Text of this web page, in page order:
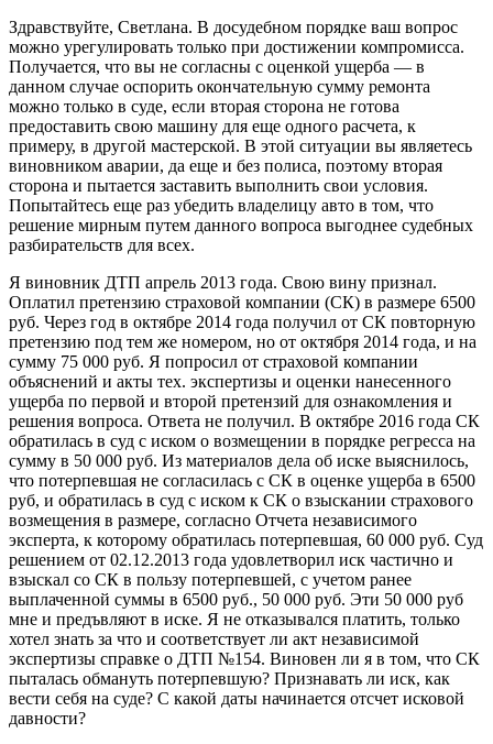
Здравствуйте, Светлана. В досудебном порядке ваш вопрос
можно урегулировать только при достижении компромисса.
Получается, что вы не согласны с оценкой ущерба — в
данном случае оспорить окончательную сумму ремонта
можно только в суде, если вторая сторона не готова
предоставить свою машину для еще одного расчета, к
примеру, в другой мастерской. В этой ситуации вы являетесь
виновником аварии, да еще и без полиса, поэтому вторая
сторона и пытается заставить выполнить свои условия.
Попытайтесь еще раз убедить владелицу авто в том, что
решение мирным путем данного вопроса выгоднее судебных
разбирательств для всех.
Я виновник ДТП апрель 2013 года. Свою вину признал.
Оплатил претензию страховой компании (СК) в размере 6500
руб. Через год в октябре 2014 года получил от СК повторную
претензию под тем же номером, но от октября 2014 года, и на
сумму 75 000 руб. Я попросил от страховой компании
объяснений и акты тех. экспертизы и оценки нанесенного
ущерба по первой и второй претензий для ознакомления и
решения вопроса. Ответа не получил. В октябре 2016 года СК
обратилась в суд с иском о возмещении в порядке регресса на
сумму в 50 000 руб. Из материалов дела об иске выяснилось,
что потерпевшая не согласилась с СК в оценке ущерба в 6500
руб, и обратилась в суд с иском к СК о взыскании страхового
возмещения в размере, согласно Отчета независимого
эксперта, к которому обратилась потерпевшая, 60 000 руб. Суд
решением от 02.12.2013 года удовлетворил иск частично и
взыскал со СК в пользу потерпевшей, с учетом ранее
выплаченной суммы в 6500 руб., 50 000 руб. Эти 50 000 руб
мне и предъвляют в иске. Я не отказывался платить, только
хотел знать за что и соответствует ли акт независимой
экспертизы справке о ДТП №154. Виновен ли я в том, что СК
пыталась обмануть потерпевшую? Признавать ли иск, как
вести себя на суде? С какой даты начинается отсчет исковой
давности?